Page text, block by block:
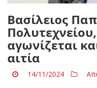
Βασίλειος
αγωνίζεται
αιτία
14/11/2024